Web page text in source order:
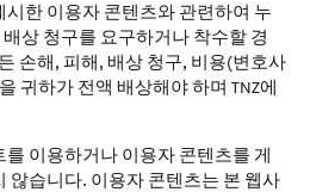
한 이용자 콘텐츠와 관련하여 누
상 청구를 요구하거나 착수할 경
손해, 피해, 배상 청구, 비용(변호사
귀하가 전액 배상해야 하며 TNZ에
이용하거나 이용자 콘텐츠를 게
않습니다. 이용자 콘텐츠는 본 웹사